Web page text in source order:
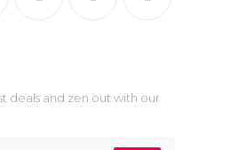
deals and zen out with our